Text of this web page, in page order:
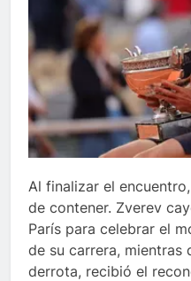
Al finalizar el
de contener. Zverev
París para celebrar el
de su carrera, mientras
derrota, recibió el